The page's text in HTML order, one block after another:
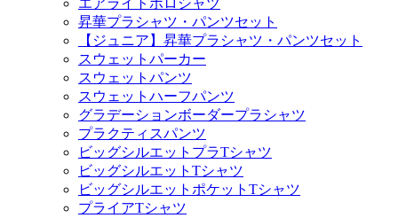
エアライトポロシャツ
昇華プラシャツ・パンツセット
【ジュニア】昇華プラシャツ・パンツセット
スウェットパーカー
スウェットパンツ
スウェットハーフパンツ
グラデーションボーダープラシャツ
プラクティスパンツ
ビッグシルエットプラTシャツ
ビッグシルエットTシャツ
ビッグシルエットポケットTシャツ
プライアTシャツ